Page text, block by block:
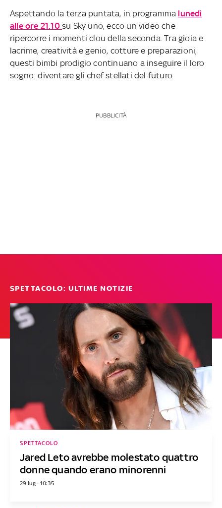
Aspettando la terza puntata, in programma lunedì
alle ore 21.10 su Sky uno, ecco un video che
ripercorre i momenti clou della seconda. Tra gioia e
lacrime, creatività e genio, cotture e preparazioni,
questi bimbi prodigio continuano a inseguire il loro
sogno: diventare gli chef stellati del futuro
PUBBLICITÀ
SPETTACOLO: ULTIME NOTIZIE
Jared Leto avrebbe molestato quattro
donne quando erano minorenni
SPETTACOLO
29 lug - 10:35